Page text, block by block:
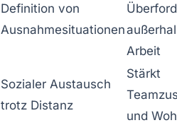
Definition von
Ausnahmesituationen
Arbeit
Sozialer Austausch
trotz Distanz
Stärkt
und